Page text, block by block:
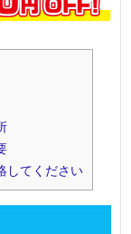
してください